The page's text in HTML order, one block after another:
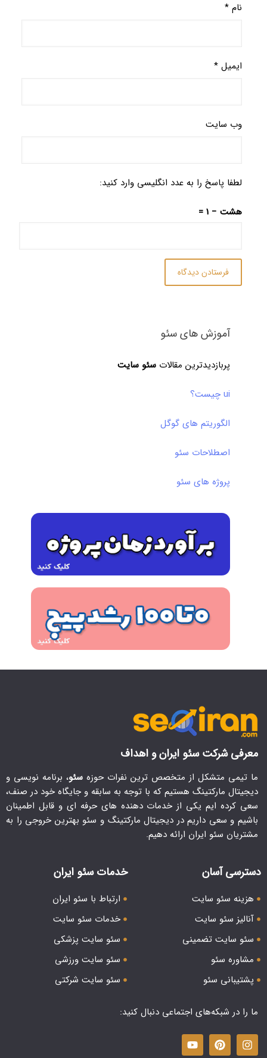
نام*
ایمیل*
وب‌ سایت
لطفا پاسخ را به عدد انگلیسی وارد کنید:
هشت − 1 =
آموزش های سئو
پربازدیدترین مقالات سئو سایت
ui چیست؟
الگوریتم های گوگل
اصطلاحات سئو
پروژه های سئو
معرفی شرکت سئو ایران و اهداف
ما تیمی متشکل از متخصص ترین نفرات حوزه سئو، برنامه نویسی و
دیجیتال مارکتینگ هستیم که با توجه به سابقه و جایگاه خود در صنف،
سعی کرده ایم یکی از خدمات دهنده های حرفه ای و قابل اطمینان
باشیم و سعی داریم در دیجیتال مارکتینگ و سئو بهترین خروجی را به
مشتریان سئو ایران ارائه دهیم.
دسترسی آسان
هزینه سئو سایت
آنالیز سئو سایت
سئو سایت تضمینی
مشاوره سئو
پشتیبانی سئو
خدمات سئو ایران
ارتباط با سئو ایران
خدمات سئو سایت
سئو سایت پزشکی
سئو سایت ورزشی
سئو سایت شرکتی
ما را در شبکه‌های اجتماعی دنبال کنید: